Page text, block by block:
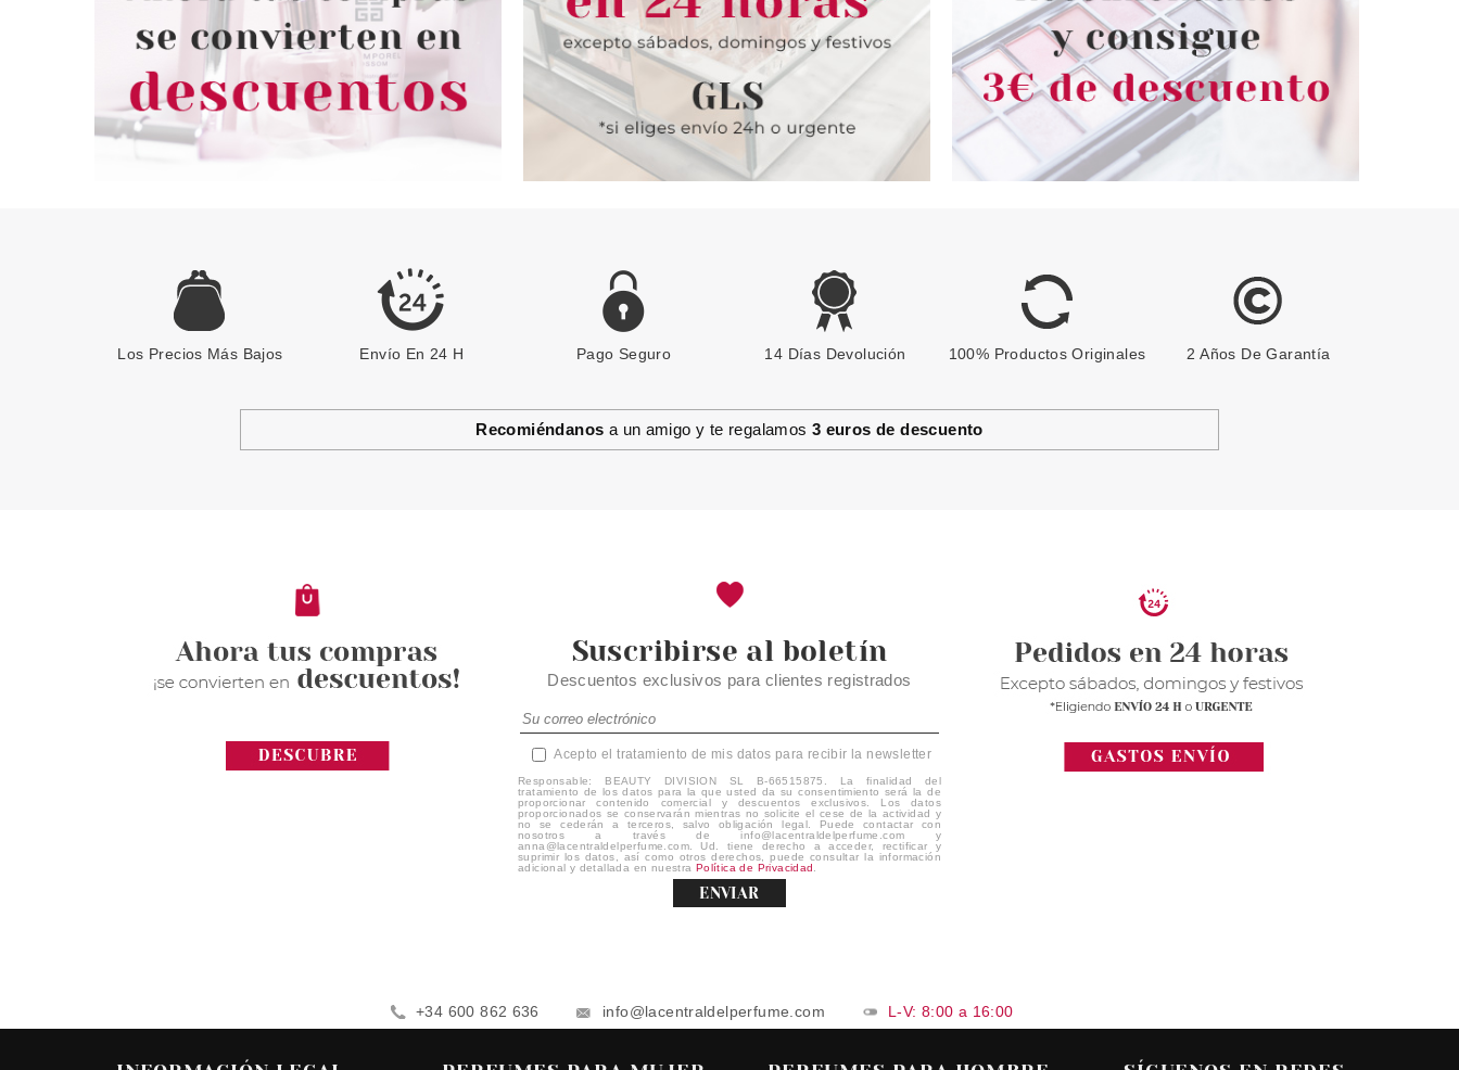
2.59€ -37% 2.89€ -16% 2.85€ -19% 2.58€ -23%
BERRY FIRST TIME!
Pvr 3.39€
desde
Los Precios Más Bajos Envío En 24 H Pago Seguro 14 Días Devolución 100% Productos Originales 2 Años De Garantía
Recomiéndanos a un amigo y te regalamos 3 euros de descuento
Suscribirse al boletín
Descuentos exclusivos para clientes registrados
Acepto el tratamiento de mis datos para recibir la newsletter
Responsable: BEAUTY DIVISION SL B-66515875. La finalidad del
tratamiento de los datos para la que usted da su consentimiento será la de
proporcionar contenido comercial y descuentos exclusivos. Los datos
proporcionados se conservarán mientras no solicite el cese de la actividad y
no se cederán a terceros, salvo obligación legal. Puede contactar con
nosotros a través de info@lacentraldelperfume.com y
anna@lacentraldelperfume.com. Ud. tiene derecho a acceder, rectificar y
suprimir los datos, así como otros derechos, puede consultar la información
adicional y detallada en nuestra Política de Privacidad
ENVIAR
+34 600 862 636 info@lacentraldelperfume.com L-V: 8:00 a 16:00